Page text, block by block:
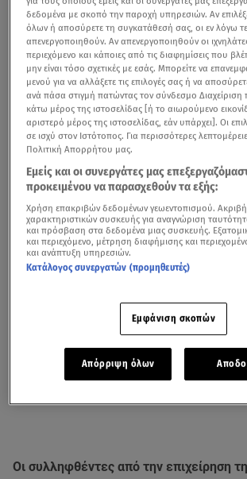
Οι συλληφθέντες από την επιχείρηση
δεδομένα με σκοπό την παροχή υπηρεσιών. Αν
όλων ή αποσύρετε τη συγκατάθεσή σας, οι εν λόγω
απενεργοποιηθούν. Αν απενεργοποιηθούν οι
περιεχόμενο και κάποιες από τις διαφημίσεις που
μην είναι τόσο σχετικές με εσάς. Μπορείτε να
μενού για να αλλάξετε τις επιλογές σας ή να
ανά πάσα στιγμή πατώντας τον σύνδεσμο Διαχείριση
κάτω μέρος της ιστοσελίδας [ή το αιωρούμενο
αριστερό μέρος της ιστοσελίδας, εάν υπάρχει]. Οι
σε ισχύ στον Ιστότοπος. Για περισσότερες
Πολιτική Απορρήτου μας.
Εμείς και οι συνεργάτες μας
προκειμένου να παρασχεθούν τα εξής:
Χρήση επακριβών δεδομένων γεωεντοπισμού.
χαρακτηριστικών συσκευής για αναγνώριση
και πρόσβαση στα δεδομένα μιας συσκευής.
και περιεχόμενο, μέτρηση διαφήμισης και
και ανάπτυξη υπηρεσιών.
Κατάλογος συνεργατών (προμηθευτές)
Εμφάνιση σκοπών
Απόρριψη όλων